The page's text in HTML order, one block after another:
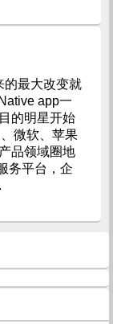
的最大改变就
app一
的明星开始
微软、苹果
品领域圈地
务平台，企